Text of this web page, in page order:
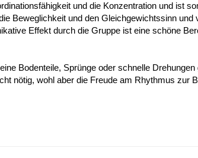
und die Konzentration und ist
Beweglichkeit und den Gleichgewichtssinn und
Effekt durch die Gruppe ist eine schöne
Bodenteile, Sprünge oder schnelle Drehungen
nötig, wohl aber die Freude am Rhythmus zur